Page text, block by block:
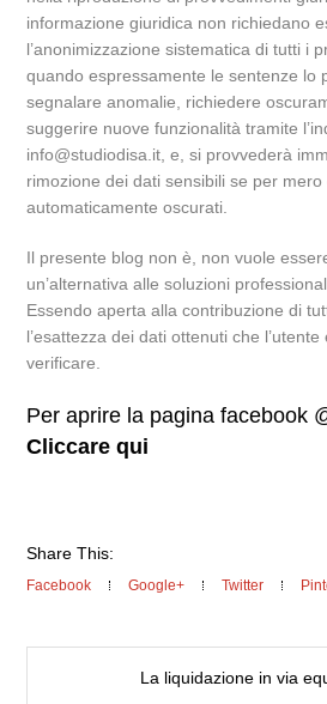
informazione giuridica non richiedano
l’anonimizzazione sistematica di tutti i
quando espressamente le sentenze lo
segnalare anomalie, richiedere
suggerire nuove funzionalità tramite
info@studiodisa.it, e, si provvederà
rimozione dei dati sensibili se per
automaticamente oscurati.
Il presente blog non è, non vuole
un’alternativa alle soluzioni
Essendo aperta alla contribuzione di
l’esattezza dei dati ottenuti che
verificare.
Per aprire la pagina facebook
Cliccare qui
Share This:
Facebook Google+ Twitter
La liquidazione in via